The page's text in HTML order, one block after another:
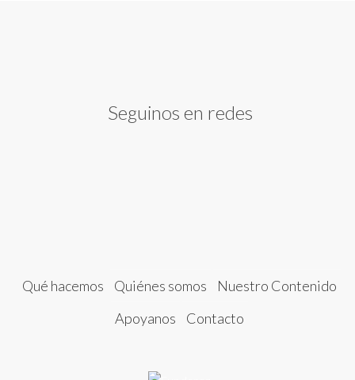
Seguinos en redes
Qué hacemos Quiénes somos
Nuestro Contenido
Apoyanos
Contacto